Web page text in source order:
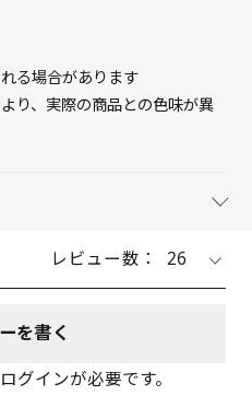
る場合があります
り、実際の商品との色味が異
レビュー数： 26
を書く
グインが必要です。